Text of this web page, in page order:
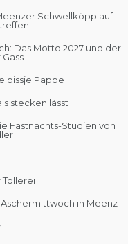
Schwellköpp auf
Das Motto 2027 und der
bissje Pappe
stecken lässt
Fastnachts-Studien von
Tollerei
in Meenz